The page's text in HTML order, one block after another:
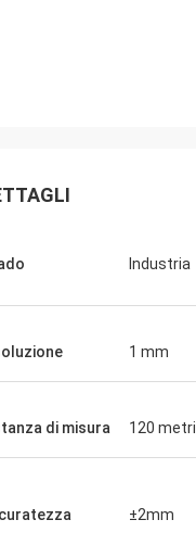
Industria
1 mm
di misura 120 metri
±2mm